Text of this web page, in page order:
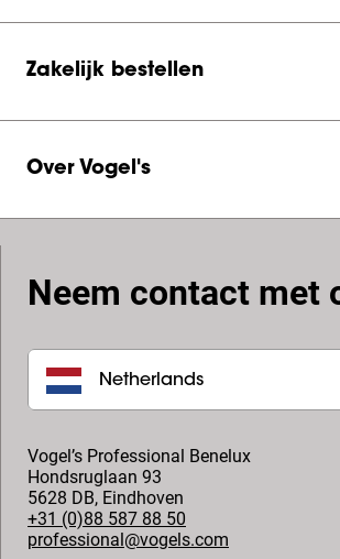
Zakelijk bestellen
Over Vogel's
Neem contact met
Netherlands
Vogel’s Professional Benelux
Hondsruglaan 93
5628 DB, Eindhoven
+31 (0)88 587 88 50
professional@vogels.com